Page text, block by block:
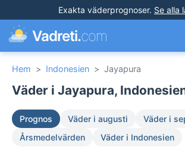
Exakta väderprognoser. Se alla
Vadreti.com
Hem > Indonesien > Jayapura
Väder i Jayapura,
Prognos Väder i augusti
Väder i
Årsmedelvärden
Väder i Indonesien